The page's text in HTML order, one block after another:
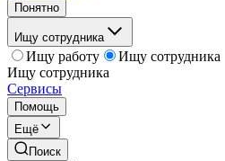
Понятно
Ищу сотрудника
Ищу работу
Ищу сотрудника
Ищу сотрудника
Сервисы
Помощь
Ещё
Поиск